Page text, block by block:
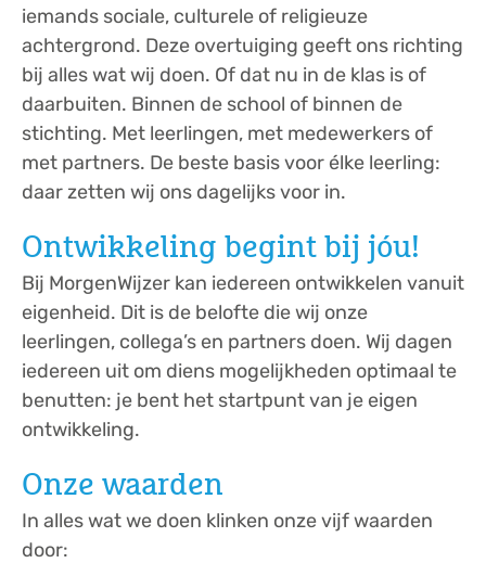
iemands sociale, culturele of religieuze
achtergrond. Deze overtuiging geeft ons richting
bij alles wat wij doen. Of dat nu in de klas is of
daarbuiten. Binnen de school of binnen de
stichting. Met leerlingen, met medewerkers of
met partners. De beste basis voor élke leerling:
daar zetten wij ons dagelijks voor in.
Ontwikkeling begint bij jóu!
Bij MorgenWijzer kan iedereen ontwikkelen vanuit
eigenheid. Dit is de belofte die wij onze
leerlingen, collega’s en partners doen. Wij dagen
iedereen uit om diens mogelijkheden optimaal te
benutten: je bent het startpunt van je eigen
ontwikkeling.
Onze waarden
In alles wat we doen klinken onze vijf waarden
door: